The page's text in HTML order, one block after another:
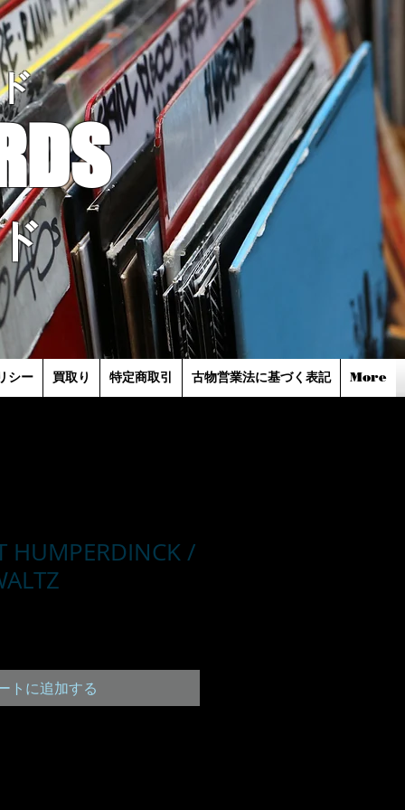
シー 買取り 特定商取引 古物営業法に基づく表記 More
HUMPERDINCK /
トに追加する